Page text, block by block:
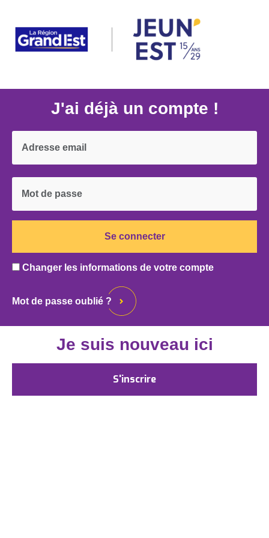
J'ai déjà un compte !
C hanger les informations de votre compte
Mot de passe oublié ?
Je suis nouveau ici
S'inscrire